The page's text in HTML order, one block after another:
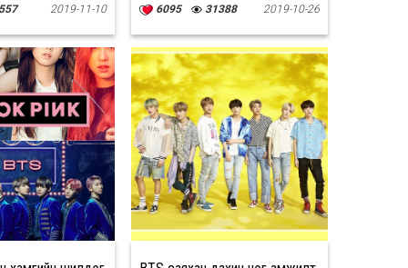
2019-11-10 6095 31388 2019-10-26